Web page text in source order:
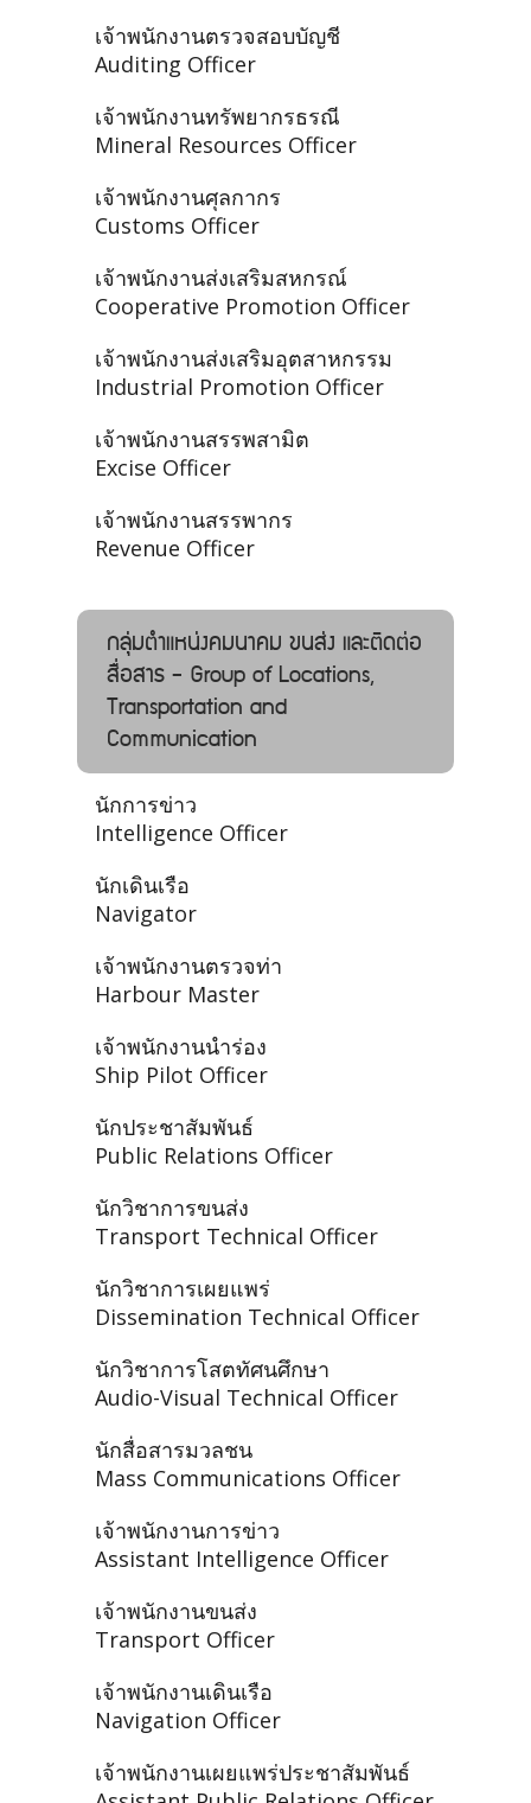
เจ้าพนักงานตรวจสอบบัญชี
Auditing Officer
เจ้าพนักงานทรัพยากรธรณี
Mineral Resources Officer
เจ้าพนักงานศุลกากร
Customs Officer
เจ้าพนักงานส่งเสริมสหกรณ์
Cooperative Promotion Officer
เจ้าพนักงานส่งเสริมอุตสาหกรรม
Industrial Promotion Officer
เจ้าพนักงานสรรพสามิต
Excise Officer
เจ้าพนักงานสรรพากร
Revenue Officer
กลุ่มตำแหน่งคมนาคม ขนส่ง และติดต่อ
สื่อสาร - Group of Locations,
Transportation and
Communication
นักการข่าว
Intelligence Officer
นักเดินเรือ
Navigator
เจ้าพนักงานตรวจท่า
Harbour Master
เจ้าพนักงานนำร่อง
Ship Pilot Officer
นักประชาสัมพันธ์
Public Relations Officer
นักวิชาการขนส่ง
Transport Technical Officer
นักวิชาการเผยแพร่
Dissemination Technical Officer
นักวิชาการโสตทัศนศึกษา
Audio-Visual Technical Officer
นักสื่อสารมวลชน
Mass Communications Officer
เจ้าพนักงานการข่าว
Assistant Intelligence Officer
เจ้าพนักงานขนส่ง
Transport Officer
เจ้าพนักงานเดินเรือ
Navigation Officer
เจ้าพนักงานเผยแพร่ประชาสัมพันธ์